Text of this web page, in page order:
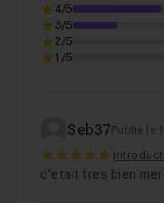
4/5
3/5
2/5
1/5
Seb37 Publié le
5
c'etait tres bien